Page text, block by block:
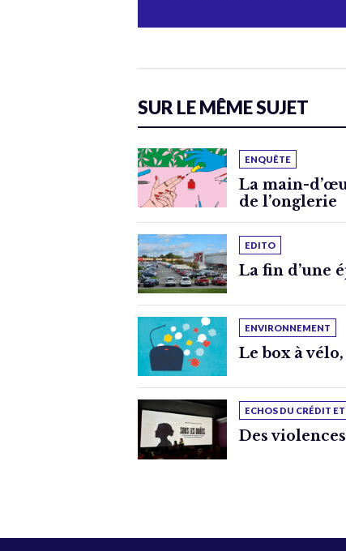
SUR LE MÊME SUJET
ENQUÊTE
La main-
de l’onglerie
EDITO
La fin d’une
ENVIRONNEMENT
Le box à
ECHOS DU CRÉDIT
Des